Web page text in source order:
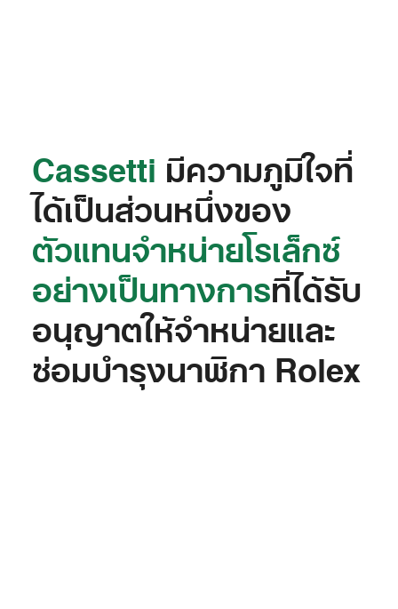
‭Cassetti‬ มีความภูมิใจที่
ได้เป็นส่วนหนึ่งของ
ตัวแทนจำหน่ายโรเล็กซ์
อย่างเป็นทางการที่ได้รับ
อนุญาตให้จำหน่ายและ
ซ่อมบำรุงนาฬิกา Rolex